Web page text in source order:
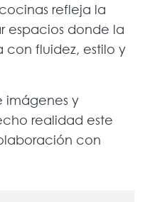
refleja la
espacios donde la
con fluidez, estilo y
imágenes y
realidad este
con